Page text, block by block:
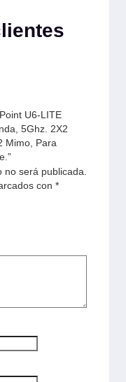
U6-LITE
5Ghz. 2X2
Mimo, Para
será publicada.
con *